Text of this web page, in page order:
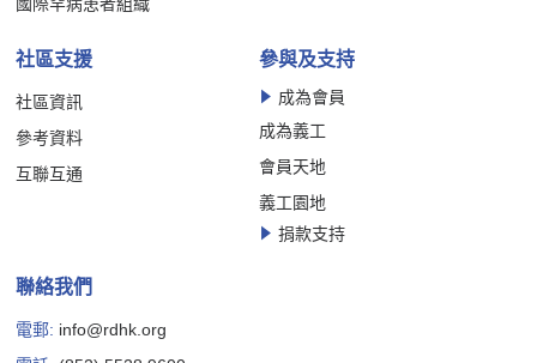
社區支援
社區資訊
參考資料
互聯互通
參與及支持
成為會員
成為義工
會員天地
義工園地
捐款支持
聯絡我們
電郵: info@rdhk.org